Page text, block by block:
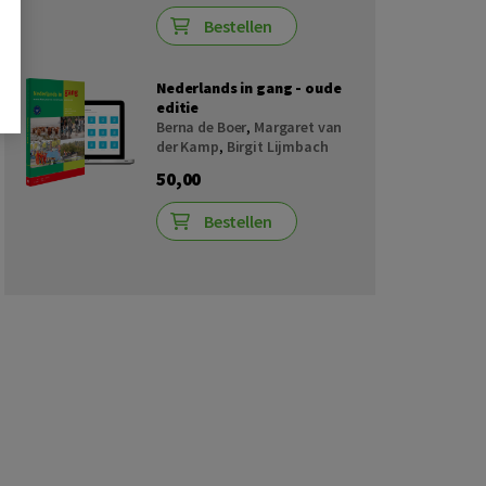
Bestellen
Nederlands in gang - oude
editie
Berna de Boer, Margaret van
der Kamp, Birgit Lijmbach
50,00
Bestellen